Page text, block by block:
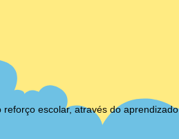
escolar, através do aprendizado